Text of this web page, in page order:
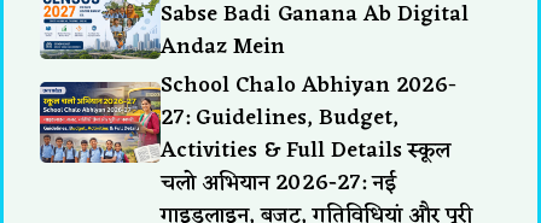
Sabse Badi Ganana Ab Digital
Andaz Mein
School Chalo Abhiyan 2026-
27: Guidelines, Budget,
Activities & Full Details स्कूल
चलो अभियान 2026-27: नई